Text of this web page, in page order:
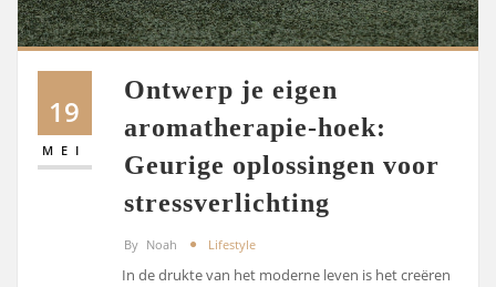
19
MEI
Ontwerp je eigen
aromatherapie-hoek:
Geurige oplossingen voor
stressverlichting
By Noah Lifestyle
In de drukte van het moderne leven is het creëren